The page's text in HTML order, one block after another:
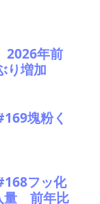
年前
り増加
塊粉く
フッ化
量 前年比